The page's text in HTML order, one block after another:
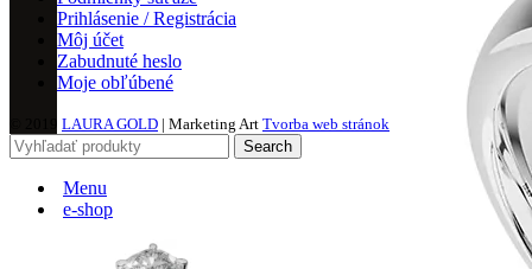
Prihlásenie / Registrácia
Môj účet
Zabudnuté heslo
Moje obľúbené
LAURA GOLD | Marketing Art Tvorba web stránok
Search
Menu
e-shop